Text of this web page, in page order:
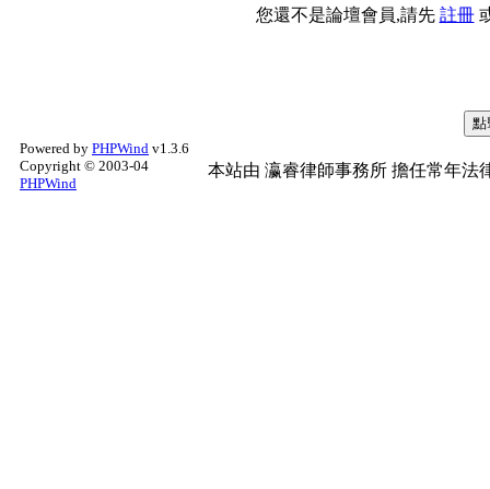
您還不是論壇會員,請先 註冊
Powered by PHPWind v1.3.6
Copyright © 2003-04
PHPWind
本站由 瀛睿律師事務所 擔任常年法